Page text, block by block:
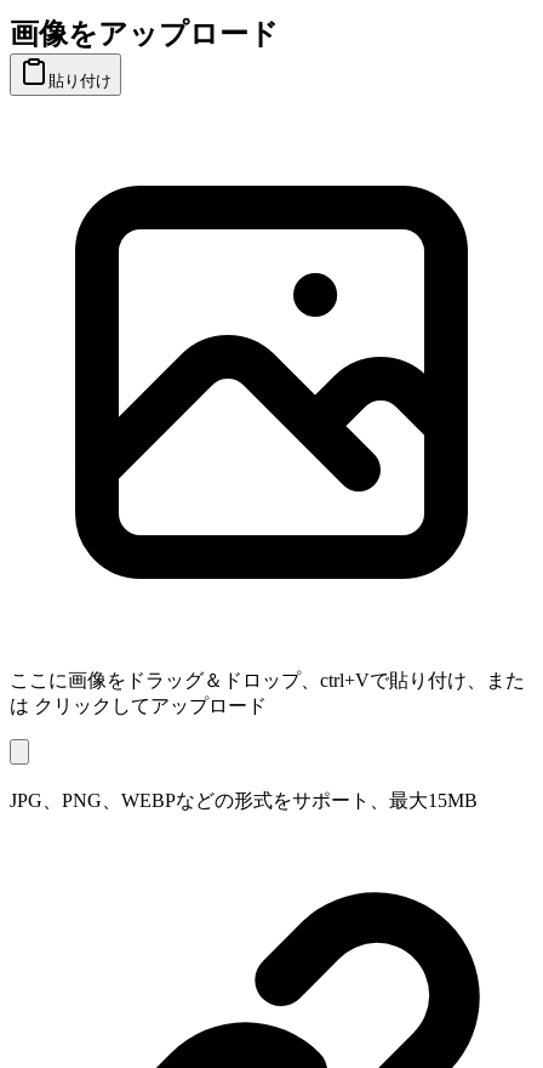
画像をアップロード
貼り付け
ここに画像をドラッグ＆ドロップ、ctrl+Vで貼り付け、また
は クリックしてアップロード
JPG、PNG、WEBPなどの形式をサポート、最大15MB